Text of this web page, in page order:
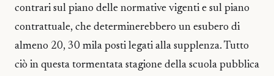
contrari sul piano delle normative vigenti e sul piano
contrattuale, che determinerebbero un esubero di
almeno 20, 30 mila posti legati alla supplenza. Tutto
ciò in questa tormentata stagione della scuola pubblica